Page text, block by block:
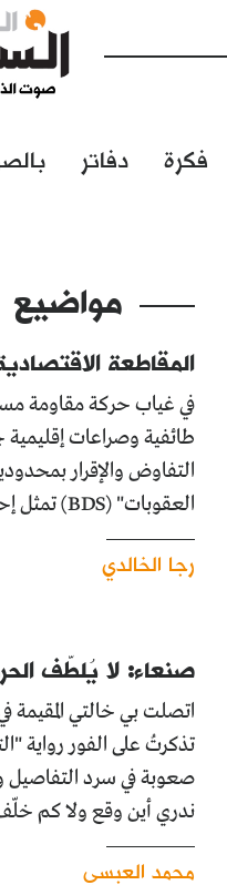
فكرة دفاتر
مواضيع
المقاطعة
في غياب حركة مقاومة
التفاوض والإقرار
العقوبات" (BDS) تمثل إحدى أبرز الأدوات المتاحة
رجا الخالدي
صنعاء: لا يُلطّف
اتصلت بي خالتي
تذكرتُ على الفور رواية
صعوبة في سرد التفاصيل
ندري أين وقع ولا كم
محمد العبسي